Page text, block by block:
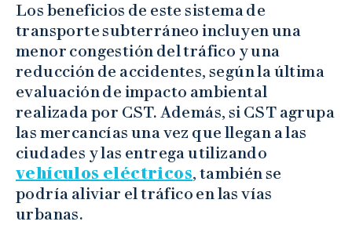
Los beneficios de este sistema de
transporte subterráneo incluyen una
menor congestión del tráfico y una
reducción de accidentes, según la última
evaluación de impacto ambiental
realizada por CST. Además, si CST agrupa
las mercancías una vez que llegan a las
ciudades y las entrega utilizando
vehículos eléctricos, también se
podría aliviar el tráfico en las vías
urbanas.